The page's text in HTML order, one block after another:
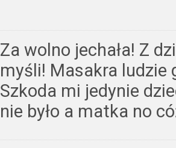
Za wolno jechała! Z
myśli! Masakra ludzie
Szkoda mi jedynie
nie było a matka no